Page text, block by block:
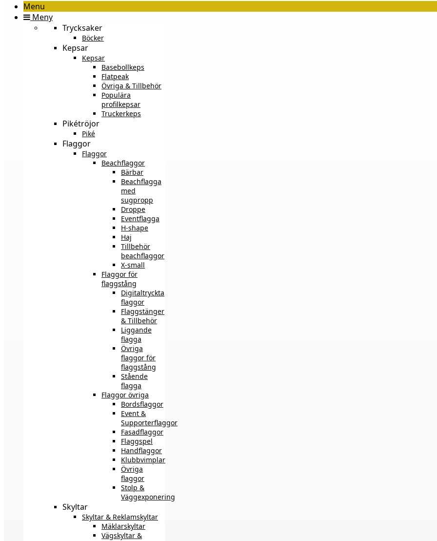
Menu
Meny
Trycksaker
Böcker
Kepsar
Kepsar
Basebollkeps
Flatpeak
Övriga & Tillbehör
Populära
profilkepsar
Truckerkeps
Pikétröjor
Piké
Flaggor
Flaggor
Beachflaggor
Bärbar
Beachflagga
med
sugpropp
Droppe
Eventflagga
H-shape
Haj
Tillbehör
beachflaggor
X-small
Flaggor för
flaggstång
Digitaltryckta
flaggor
Flaggstänger
& Tillbehör
Liggande
flagga
Övriga
flaggor för
flaggstång
Stående
flagga
Flaggor övriga
Bordsflaggor
Event &
Supporterflaggor
Fasadflaggor
Flaggspel
Handflaggor
Klubbvimplar
Övriga
flaggor
Stolp &
Väggexponering
Skyltar
Skyltar & Reklamskyltar
Mäklarskyltar
Vägskyltar &